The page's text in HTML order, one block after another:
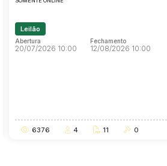
Leilão
Abertura
20/07/2026 10:00
Fechamento
12/08/2026 10:00
6376 4 11 0